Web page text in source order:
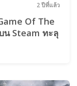
2 ปีที่แล้ว
Of The
น Steam ทะลุ